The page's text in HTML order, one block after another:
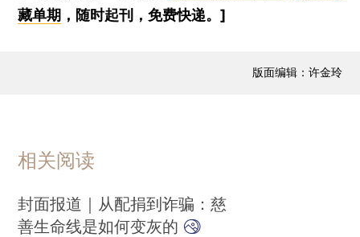
藏单期 ，随时起刊，免费快递。]
版面编辑：许金玲
相关阅读
封面报道｜从配捐到诈骗：慈
善生命线是如何变灰的